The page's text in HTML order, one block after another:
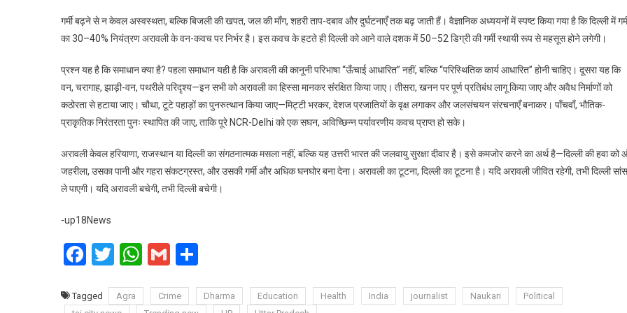
गर्मी बढ़ने से न केवल अस्वस्थता, बल्कि बिजली की खपत, जल की माँग, शहरी ताप-दबाव और दुर्घटनाएँ तक बढ़ जाती हैं। वैज्ञानिक अध्ययनों में स्पष्ट किया गया है कि दिल्ली में
का 30–40% नियंत्रण अरावली के वन-कवच पर निर्भर है। इस कवच के हटते ही दिल्ली को आने वाले दशक में 50–52 डिग्री की गर्मी स्थायी रूप से महसूस होने लगेगी।
प्रश्न यह है कि समाधान क्या है? पहला समाधान यही है कि अरावली की कानूनी परिभाषा “ऊँचाई आधारित” नहीं, बल्कि “परिस्थितिक कार्य आधारित” होनी चाहिए। दूसरा यह कि
वन, चरागाह, झाड़ी-वन, पथरीले परिदृश्य—इन सभी को अरावली का हिस्सा मानकर संरक्षित किया जाए। तीसरा, खनन पर पूर्ण प्रतिबंध लागू किया जाए और अवैध निर्माणों को
कठोरता से हटाया जाए। चौथा, टूटे पहाड़ों का पुनरुत्थान किया जाए—मिट्टी भरकर, देशज प्रजातियों के वृक्ष लगाकर और जलसंचयन संरचनाएँ बनाकर। पाँचवाँ, भौतिक-
प्राकृतिक निरंतरता पुनः स्थापित की जाए, ताकि पूरे NCR-Delhi को एक सघन, अविच्छिन्न पर्यावरणीय कवच प्राप्त हो सके।
अरावली केवल हरियाणा, राजस्थान या दिल्ली का संगठनात्मक मसला नहीं, बल्कि यह उत्तरी भारत की जलवायु सुरक्षा दीवार है। इसे कमजोर करने का अर्थ है—दिल्ली की हवा को
जहरीला, उसका पानी और गहरा संकटग्रस्त, और उसकी गर्मी और अधिक घनघोर बना देना। अरावली का टूटना, दिल्ली का टूटना है। यदि अरावली जीवित रहेगी, तभी दिल्ली सांस
ले पाएगी। यदि अरावली बचेगी, तभी दिल्ली बचेगी।
-up18News
Facebook
Twitter
WhatsApp
Gmail
Tagged Agra Crime Dharma Education Health India journalist Naukari
Political